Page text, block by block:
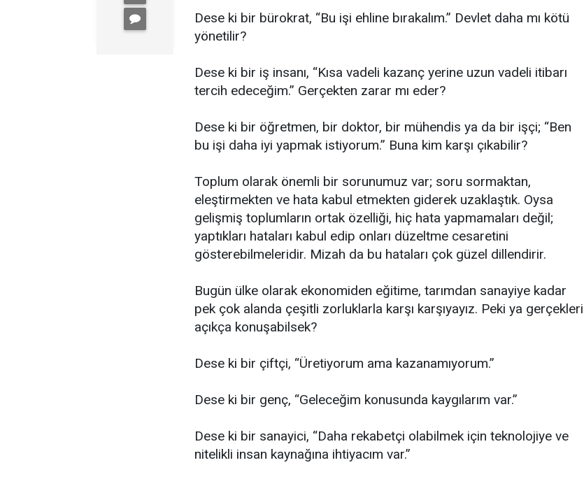
Dese ki bir bürokrat, “Bu işi ehline bırakalım.” Devlet daha mı kötü
yönetilir?
Dese ki bir iş insanı, “Kısa vadeli kazanç yerine uzun vadeli itibarı
tercih edeceğim.” Gerçekten zarar mı eder?
Dese ki bir öğretmen, bir doktor, bir mühendis ya da bir işçi; “Ben
bu işi daha iyi yapmak istiyorum.” Buna kim karşı çıkabilir?
Toplum olarak önemli bir sorunumuz var; soru sormaktan,
eleştirmekten ve hata kabul etmekten giderek uzaklaştık. Oysa
gelişmiş toplumların ortak özelliği, hiç hata yapmamaları değil;
yaptıkları hataları kabul edip onları düzeltme cesaretini
gösterebilmeleridir. Mizah da bu hataları çok güzel dillendirir.
Bugün ülke olarak ekonomiden eğitime, tarımdan sanayiye kadar
pek çok alanda çeşitli zorluklarla karşı karşıyayız. Peki ya gerçekleri
açıkça konuşabilsek?
Dese ki bir çiftçi, “Üretiyorum ama kazanamıyorum.”
Dese ki bir genç, “Geleceğim konusunda kaygılarım var.”
Dese ki bir sanayici, “Daha rekabetçi olabilmek için teknolojiye ve
nitelikli insan kaynağına ihtiyacım var.”